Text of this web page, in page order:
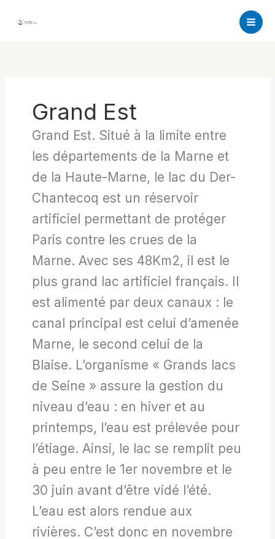
Grand Est
Grand Est. Situé à la limite entre
les départements de la Marne et
de la Haute-Marne, le lac du Der-
Chantecoq est un réservoir
artificiel permettant de protéger
Paris contre les crues de la
Marne. Avec ses 48Km2, il est le
plus grand lac artificiel français. Il
est alimenté par deux canaux : le
canal principal est celui d’amenée
Marne, le second celui de la
Blaise. L’organisme « Grands lacs
de Seine » assure la gestion du
niveau d’eau : en hiver et au
printemps, l’eau est prélevée pour
l’étiage. Ainsi, le lac se remplit peu
à peu entre le 1er novembre et le
30 juin avant d’être vidé l’été.
L’eau est alors rendue aux
rivières. C’est donc en novembre